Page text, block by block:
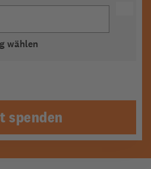
wählen
spenden